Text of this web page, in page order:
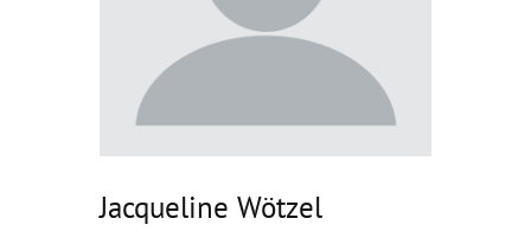
Jacqueline Wötzel